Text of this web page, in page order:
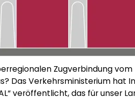
Zugverbindung
Das Verkehrsministerium hat
veröffentlicht, das für unser